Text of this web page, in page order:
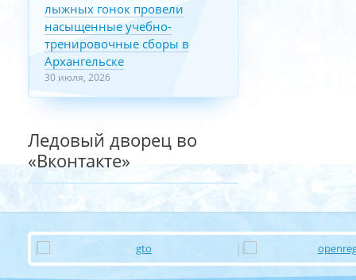
лыжных гонок провели
насыщенные учебно-
тренировочные сборы в
Архангельске
30 июля, 2026
Ледовый дворец во
«Вконтакте»